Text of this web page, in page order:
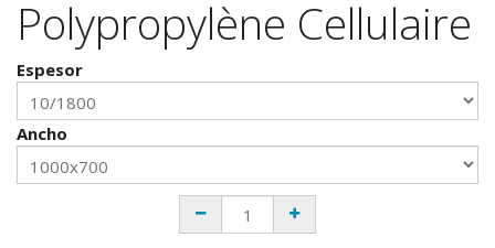
Polypropylène Cellulaire
Espesor
Ancho